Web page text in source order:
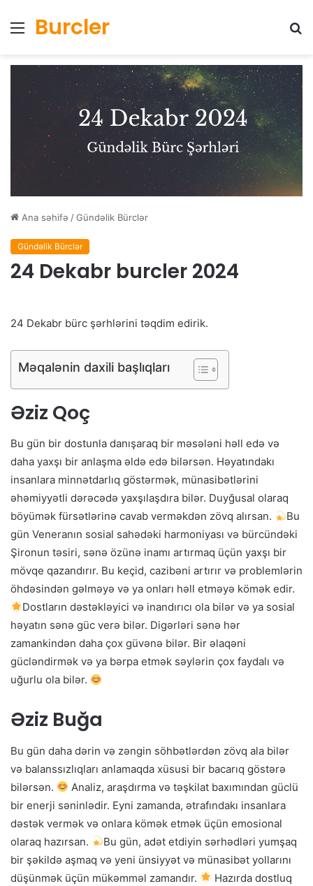
Menyu
Burcler
Ana səhifə /Gündəlik Bürclər
Gündəlik Bürclər
24 Dekabr burcler 2024
24 Dekabr bürc şərhlərini təqdim edirik.
Məqalənin daxili başlıqları
Əziz Qoç
Bu gün bir dostunla danışaraq bir məsələni həll edə və
daha yaxşı bir anlaşma əldə edə bilərsən. Həyatındakı
insanlara minnətdarlıq göstərmək, münasibətlərini
əhəmiyyətli dərəcədə yaxşılaşdıra bilər. Duyğusal olaraq
böyümək fürsətlərinə cavab verməkdən zövq alırsan.
Bu
gün Veneranın sosial sahədəki harmoniyası və bürcündəki
Şironun təsiri, sənə özünə inamı artırmaq üçün yaxşı bir
mövqe qazandırır. Bu keçid, cazibəni artırır və problemlərin
öhdəsindən gəlməyə və ya onları həll etməyə kömək edir.
Dostların dəstəkləyici və inandırıcı ola bilər və ya sosial
həyatın sənə güc verə bilər. Digərləri sənə hər
zamankindən daha çox güvənə bilər. Bir əlaqəni
gücləndirmək və ya bərpa etmək səylərin çox faydalı və
uğurlu ola bilər.
Əziz Buğa
Bu gün daha dərin və zəngin söhbətlərdən zövq ala bilər
və balanssızlıqları anlamaqda xüsusi bir bacarıq göstərə
bilərsən.
Analiz, araşdırma və təşkilat baxımından güclü
bir enerji səninlədir. Eyni zamanda, ətrafındakı insanlara
dəstək vermək və onlara kömək etmək üçün emosional
olaraq hazırsan.
Bu gün, adət etdiyin sərhədləri yumşaq
bir şəkildə aşmaq və yeni ünsiyyət və münasibət yollarını
düşünmək üçün mükəmməl zamandır.
Hazırda dostluq